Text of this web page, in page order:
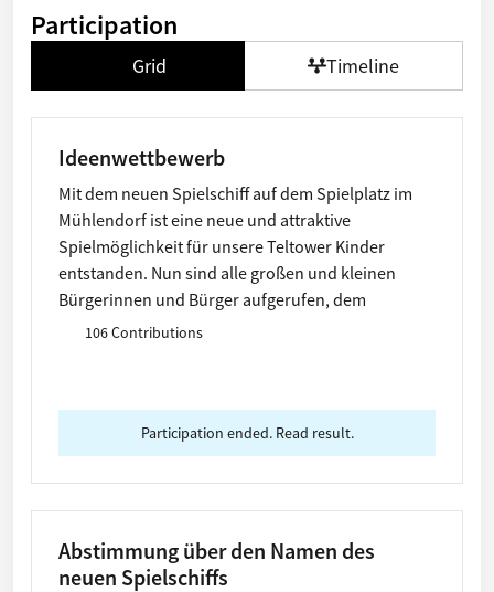
Participation
Grid Timeline
Ideenwettbewerb
Mit dem neuen Spielschiff auf dem Spielplatz im
Mühlendorf ist eine neue und attraktive
Spielmöglichkeit für unsere Teltower Kinder
entstanden. Nun sind alle großen und kleinen
Bürgerinnen und Bürger aufgerufen, dem
Spielschiff einen Namen zu geben. Wir freuen uns
uns mit interessanten Ideen und Vorschlägen.
106 Contributions
Participation ended. Read result.
Abstimmung über den Namen des
neuen Spielschiffs